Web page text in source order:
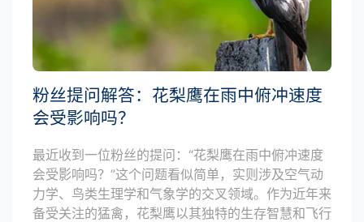
粉丝提问解答：花梨鹰在雨中俯冲速度
会受影响吗？
最近收到一位粉丝的提问：“花梨鹰在雨中俯冲速度
会受影响吗？”这个问题看似简单，实则涉及空气动
力学、鸟类生理学和气象学的交叉领域。作为近年来
备受关注的猛禽，花梨鹰以其独特的生存智慧和飞行